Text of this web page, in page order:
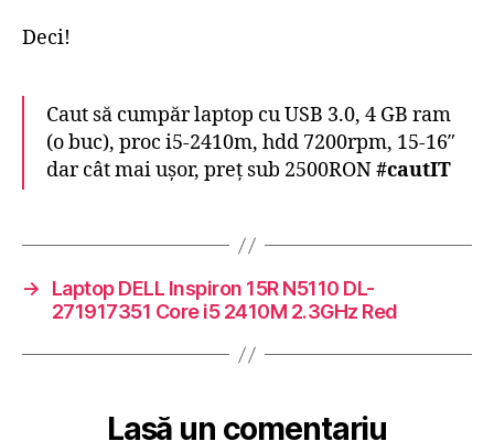
Deci!
Caut să cumpăr laptop cu USB 3.0, 4 GB ram
(o buc), proc i5-2410m, hdd 7200rpm, 15-16″
dar cât mai uşor, preţ sub 2500RON#cautIT
→
Laptop DELL Inspiron 15R N5110 DL-
271917351 Core i5 2410M 2.3GHz Red
Lasă un comentariu